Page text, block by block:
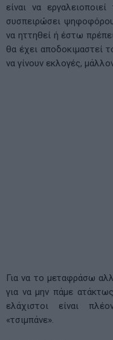
είναι να
συσπειρώσει
να ηττηθεί ή έστω
θα έχει αποδοκιμαστεί
να γίνουν εκλογές,
Για να το μεταφράσω
για να μην πάμε
ελάχιστοι είναι
«τσιμπάνε».